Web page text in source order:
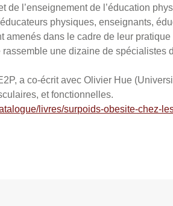
l’enseignement de l’éducation
physiques, enseignants,
amenés dans le cadre de leur
une dizaine de spécialistes
a co-écrit avec Olivier Hue
et fonctionnelles.
livres/surpoids-obesite-chez-